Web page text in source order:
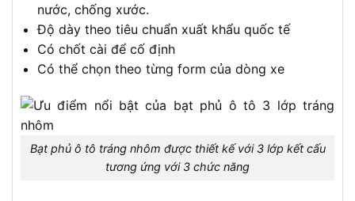
nước, chống xước.
Độ dày theo tiêu chuẩn xuất khẩu quốc tế
Có chốt cài để cố định
Có thể chọn theo từng form của dòng xe
Bạt phủ ô tô tráng nhôm được thiết kế với 3 lớp kết cấu
tương ứng với 3 chức năng